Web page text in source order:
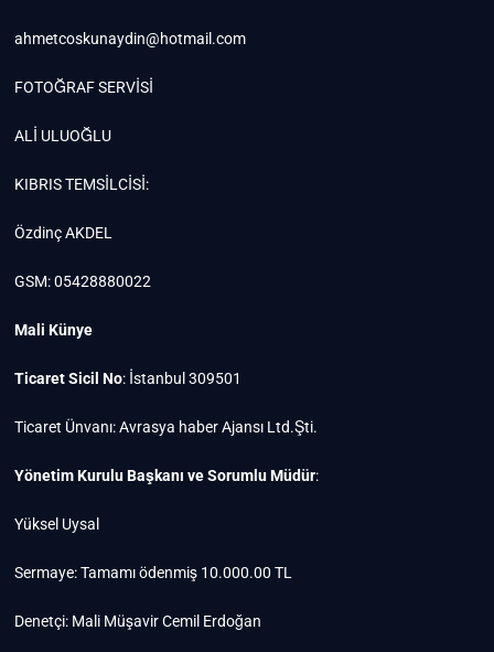
ahmetcoskunaydin@hotmail.com
FOTOĞRAF SERVİSİ
ALİ ULUOĞLU
KIBRIS TEMSİLCİSİ:
Özdinç AKDEL
GSM: 05428880022
Mali Künye
Ticaret Sicil No: İstanbul 309501
Ticaret Ünvanı: Avrasya haber Ajansı Ltd.Şti.
Yönetim Kurulu Başkanı ve Sorumlu Müdür:
Yüksel Uysal
Sermaye: Tamamı ödenmiş 10.000.00 TL
Denetçi: Mali Müşavir Cemil Erdoğan